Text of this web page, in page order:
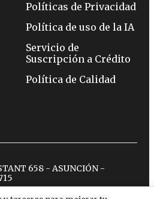
Políticas de Privacidad
Política de uso de la IA
Servicio de
Suscripción a Crédito
Política de Calidad
658 - ASUNCIÓN -